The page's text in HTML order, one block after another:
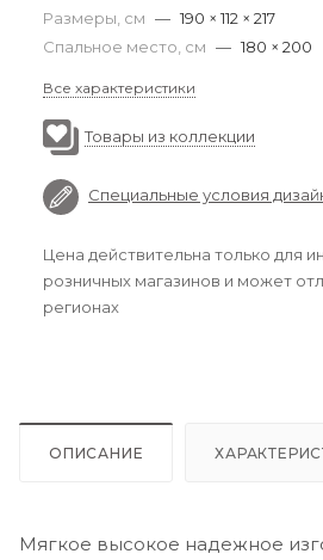
Размеры, см — 190 × 112 × 217
Спальное место, см — 180 × 200
Все характеристики
Товары из коллекции
Специальные условия
Цена действительна только для
розничных магазинов и может
регионах
ОПИСАНИЕ
Мягкое высокое надежное